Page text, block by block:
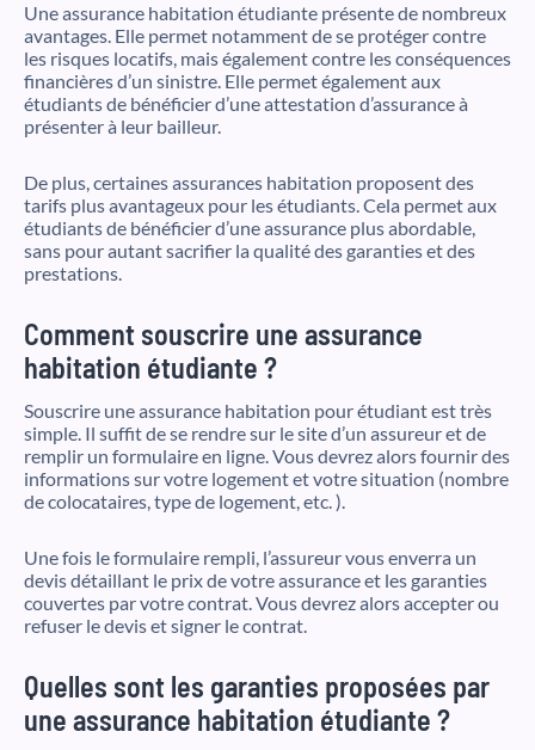
Une assurance habitation étudiante présente de nombreux
avantages. Elle permet notamment de se protéger contre
les risques locatifs, mais également contre les conséquences
financières d’un sinistre. Elle permet également aux
étudiants de bénéficier d’une attestation d’assurance à
présenter à leur bailleur.
De plus, certaines assurances habitation proposent des
tarifs plus avantageux pour les étudiants. Cela permet aux
étudiants de bénéficier d’une assurance plus abordable,
sans pour autant sacrifier la qualité des garanties et des
prestations.
Comment souscrire une assurance
habitation étudiante ?
Souscrire une assurance habitation pour étudiant est très
simple. Il suffit de se rendre sur le site d’un assureur et de
remplir un formulaire en ligne. Vous devrez alors fournir des
informations sur votre logement et votre situation (nombre
de colocataires, type de logement, etc. ).
Une fois le formulaire rempli, l’assureur vous enverra un
devis détaillant le prix de votre assurance et les garanties
couvertes par votre contrat. Vous devrez alors accepter ou
refuser le devis et signer le contrat.
Quelles sont les garanties proposées par
une assurance habitation étudiante ?